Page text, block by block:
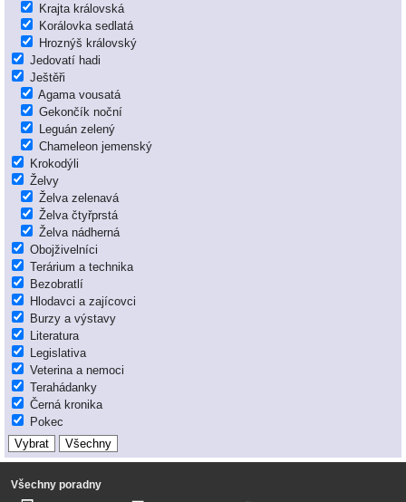
Krajta královská
Korálovka sedlatá
Hroznýš královský
Jedovatí hadi
Ještěři
Agama vousatá
Gekončík noční
Leguán zelený
Chameleon jemenský
Krokodýli
Želvy
Želva zelenavá
Želva čtyřprstá
Želva nádherná
Obojživelníci
Terárium a technika
Bezobratlí
Hlodavci a zajícovci
Burzy a výstavy
Literatura
Legislativa
Veterina a nemoci
Terahádanky
Černá kronika
Pokec
Všechny poradny